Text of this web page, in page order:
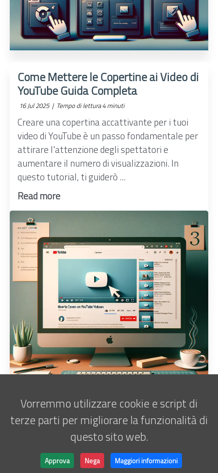
Come Mettere le Copertine ai Video di
YouTube Guida Completa
16 Jul 2025 | Tempo di lettura 4 minuti
Creare una copertina accattivante per i tuoi
video di YouTube è un passo fondamentale per
attirare l'attenzione degli spettatori e
aumentare il numero di visualizzazioni. In
questo tutorial, ti guiderò ...
Read more
Iscriviti alla newsletter
Marco Antani • © 2025 •ATATOR
Powered byHugo&Lightbi.Made with ❤ byBino
Vorremmo utilizzare cookie e script di
terze parti per migliorare la funzionalità di
questo sito web.
Approva Nega Maggiori informazioni